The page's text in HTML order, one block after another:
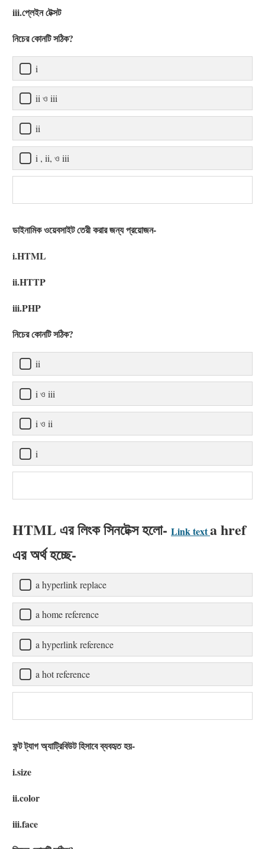
iii.প্লেইন টেক্সট
নিচের কোনটি সঠিক?
i
ii ও iii
ii
i , ii, ও iii
ডাইনামিক ওয়েবসাইট তেরী করার জন্য প্রয়োজন-
i.HTML
ii.HTTP
iii.PHP
নিচের কোনটি সঠিক?
ii
i ও iii
i ও ii
i
HTML এর লিংক সিনটেক্স হলো- Link texta href
এর অর্থ হচ্ছে-
a hyperlink replace
a home reference
a hyperlink reference
a hot reference
ফন্ট ট্যাগ অ্যাট্রিবিউট হিসাবে ব্যবহৃত হয়-
i.size
ii.color
iii.face